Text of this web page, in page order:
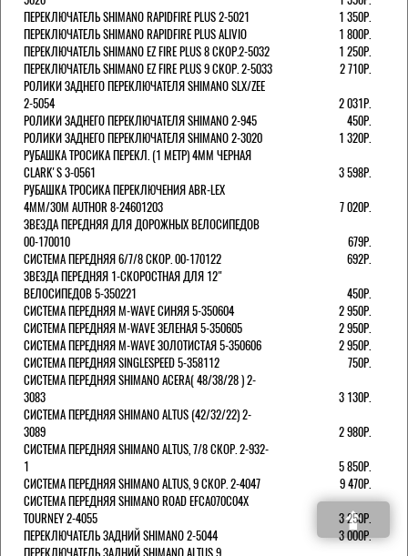
ПЕРЕКЛЮЧАТЕЛЬ SHIMANO RAPIDFIRE PLUS 2-5021
1 350Р.
ПЕРЕКЛЮЧАТЕЛЬ SHIMANO RAPIDFIRE PLUS ALIVIO
1 800Р.
ПЕРЕКЛЮЧАТЕЛЬ SHIMANO EZ FIRE PLUS 8 СКОР.2-5032
1 250Р.
ПЕРЕКЛЮЧАТЕЛЬ SHIMANO EZ FIRE PLUS 9 СКОР. 2-5033
2 710Р.
РОЛИКИ ЗАДНЕГО ПЕРЕКЛЮЧАТЕЛЯ SHIMANO SLX/ZEE
2-5054
2 031Р.
РОЛИКИ ЗАДНЕГО ПЕРЕКЛЮЧАТЕЛЯ SHIMANO 2-945
450Р.
РОЛИКИ ЗАДНЕГО ПЕРЕКЛЮЧАТЕЛЯ SHIMANO 2-3020
1 320Р.
РУБАШКА ТРОСИКА ПЕРЕКЛ. (1 МЕТР) 4ММ ЧЕРНАЯ
СLARK'S 3-0561
3 598Р.
РУБАШКА ТРОСИКА ПЕРЕКЛЮЧЕНИЯ ABR-LEX
4MM/30M AUTHOR 8-24601203
7 020Р.
ЗВЕЗДА ПЕРЕДНЯЯ ДЛЯ ДОРОЖНЫХ ВЕЛОСИПЕДОВ
00-170010
679Р.
СИСТЕМА ПЕРЕДНЯЯ 6/7/8 СКОР. 00-170122
692Р.
ЗВЕЗДА ПЕРЕДНЯЯ 1-СКОРОСТНАЯ ДЛЯ 12"
ВЕЛОСИПЕДОВ 5-350221
450Р.
СИСТЕМА ПЕРЕДНЯЯ M-WAVE СИНЯЯ 5-350604
2 950Р.
СИСТЕМА ПЕРЕДНЯЯ M-WAVE ЗЕЛЕНАЯ 5-350605
2 950Р.
СИСТЕМА ПЕРЕДНЯЯ M-WAVE ЗОЛОТИСТАЯ 5-350606
2 950Р.
СИСТЕМА ПЕРЕДНЯЯ SINGLESPEED 5-358112
750Р.
СИСТЕМА ПЕРЕДНЯЯ SHIMANO ACERA( 48/38/28 ) 2-
3083
3 130Р.
СИСТЕМА ПЕРЕДНЯЯ SHIMANO ALTUS (42/32/22) 2-
3089
2 980Р.
СИСТЕМА ПЕРЕДНЯЯ SHIMANO ALTUS, 7/8 СКОР. 2-932-
1
5 850Р.
СИСТЕМА ПЕРЕДНЯЯ SHIMANO ALTUS, 9 СКОР. 2-4047
9 470Р.
СИСТЕМА ПЕРЕДНЯЯ SHIMANO ROAD EFCA070C04X
TOURNEY 2-4055
3 250Р.
ПЕРЕКЛЮЧАТЕЛЬ ЗАДНИЙ SHIMANO 2-5044
3 000Р.
ПЕРЕКЛЮЧАТЕЛЬ ЗАДНИЙ SHIMANO ALTUS 9